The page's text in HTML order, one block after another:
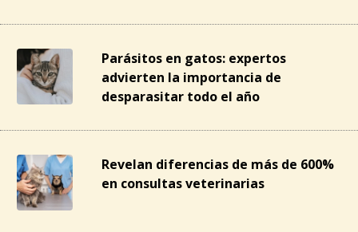
Parásitos en gatos: expertos
advierten la importancia de
desparasitar todo el año
Revelan diferencias de más de 600%
en consultas veterinarias